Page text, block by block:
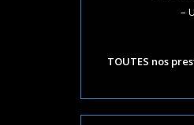
–
TOUTES nos